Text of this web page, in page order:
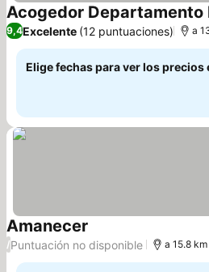
Acogedor Departamento
9,4Excelente (12 puntuaciones) a
Elige fechas para ver los precios
Amanecer
/Puntuación no disponible a 15.8